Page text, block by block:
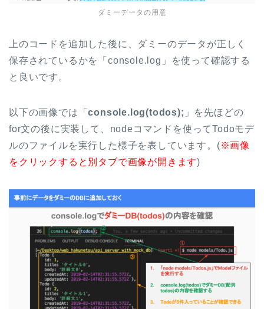
ダミーデータの用意
上のコードを追加した後に、ダミーのデータが正しく
保存されているかを「console.log」を使って確認する
と良いです。
以下の画像では「console.log(todos); 」を先ほどの
for文の後に実装して、nodeコマンドを使ってTodoモデ
ルのファイルを実行した様子を表しています。(※画像
をクリックすると別タブで画像が開きます)